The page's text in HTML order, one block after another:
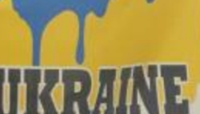
Continents
Afrique